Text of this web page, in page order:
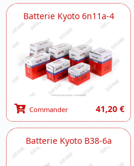
Batterie Kyoto 6n11a-4
Commander 41,20 €
Batterie Kyoto B38-6a